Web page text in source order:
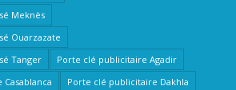
Meknès
Ouarzazate
Tanger
Porte clé publicitaire Agadir
Porte clé publicitaire Dakhla